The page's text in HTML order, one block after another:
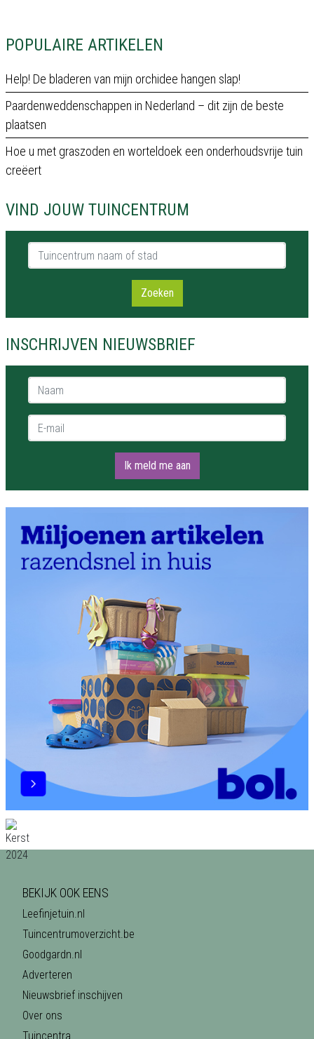
POPULAIRE ARTIKELEN
Help! De bladeren van mijn orchidee hangen slap!
Paardenweddenschappen in Nederland – dit zijn de beste
plaatsen
Hoe u met graszoden en worteldoek een onderhoudsvrije tuin
creëert
VIND JOUW TUINCENTRUM
Tuincentrum naam of stad
Zoeken
INSCHRIJVEN NIEUWSBRIEF
Naam *
E-mail *
Ik meld me aan
BEKIJK OOK EENS
Leefinjetuin.nl
Tuincentrumoverzicht.be
Goodgardn.nl
Adverteren
Nieuwsbrief inschijven
Over ons
Tuincentra